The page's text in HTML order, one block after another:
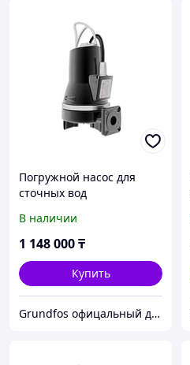
Погружной насос для
сточных вод
(96075893)
В наличии
1 148 000₸
Купить
Grundfos офицальный дилер ТОО АСТИВ